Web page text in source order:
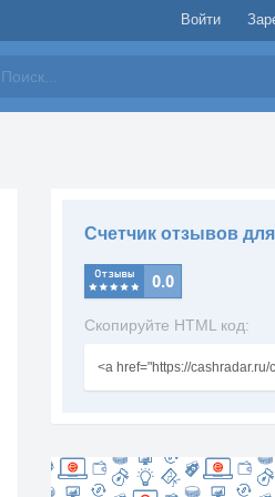
Войти
Счетчик отзывов
Скопируйте HTML код: